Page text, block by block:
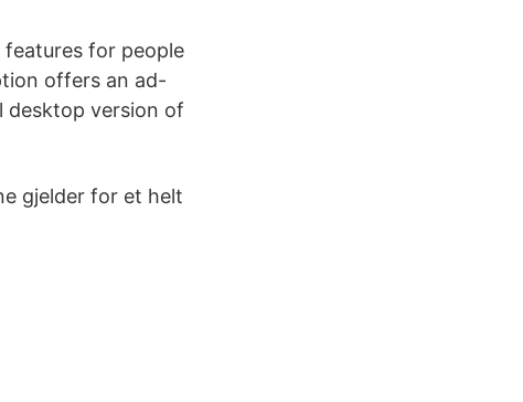
features for people
offers an ad-
desktop version of
gjelder for et helt